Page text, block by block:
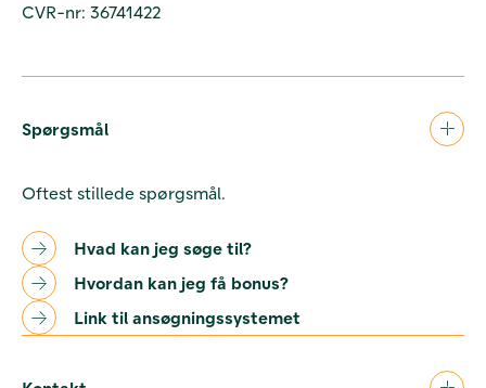
CVR-nr: 36741422
Spørgsmål
Oftest stillede spørgsmål.
Hvad kan jeg søge til?
Hvordan kan jeg få bonus?
Link til ansøgningssystemet